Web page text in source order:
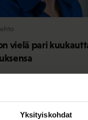
Yksityiskohdat
vielä pari